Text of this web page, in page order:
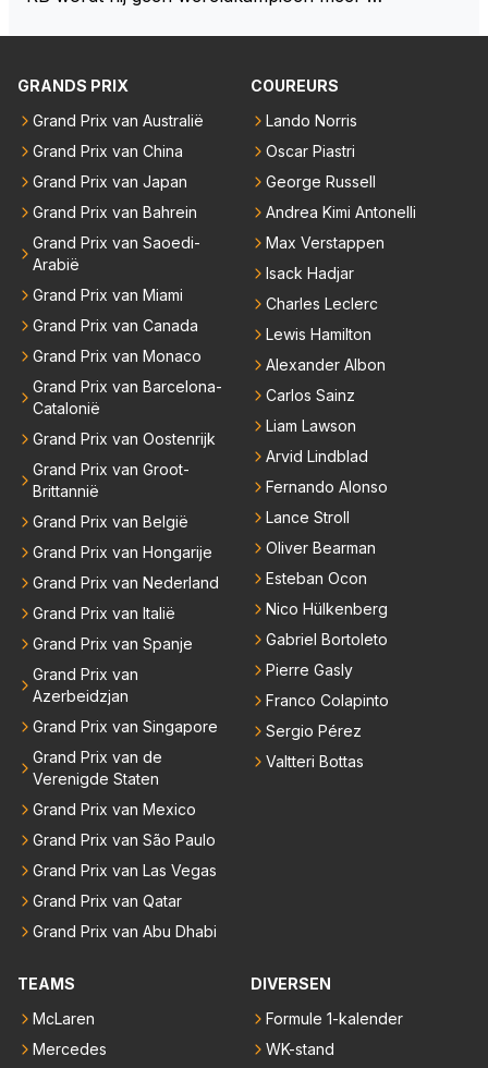
GRANDS PRIX
Grand Prix van Australië
Grand Prix van China
Grand Prix van Japan
Grand Prix van Bahrein
Grand Prix van Saoedi-
Arabië
Grand Prix van Miami
Grand Prix van Canada
Grand Prix van Monaco
Grand Prix van Barcelona-
Catalonië
Grand Prix van Oostenrijk
Grand Prix van Groot-
Brittannië
Grand Prix van België
Grand Prix van Hongarije
Grand Prix van Nederland
Grand Prix van Italië
Grand Prix van Spanje
Grand Prix van
Azerbeidzjan
Grand Prix van Singapore
Grand Prix van de
Verenigde Staten
Grand Prix van Mexico
Grand Prix van São Paulo
Grand Prix van Las Vegas
Grand Prix van Qatar
Grand Prix van Abu Dhabi
COUREURS
Lando Norris
Oscar Piastri
George Russell
Andrea Kimi Antonelli
Max Verstappen
Isack Hadjar
Charles Leclerc
Lewis Hamilton
Alexander Albon
Carlos Sainz
Liam Lawson
Arvid Lindblad
Fernando Alonso
Lance Stroll
Oliver Bearman
Esteban Ocon
Nico Hülkenberg
Gabriel Bortoleto
Pierre Gasly
Franco Colapinto
Sergio Pérez
Valtteri Bottas
TEAMS
McLaren
Mercedes
DIVERSEN
Formule 1-kalender
WK-stand